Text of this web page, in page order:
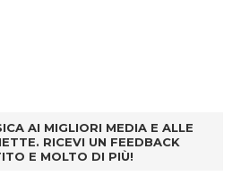
AI MIGLIORI MEDIA E ALLE
RICEVI UN FEEDBACK
E MOLTO DI PIÙ!